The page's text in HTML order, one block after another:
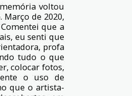
voltou
de 2020,
que a
eu senti que
profa
tudo o que
colocar fotos,
o uso de
que o artista-